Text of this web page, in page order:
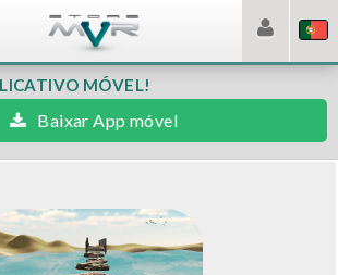
MÓVEL!
Baixar App móvel